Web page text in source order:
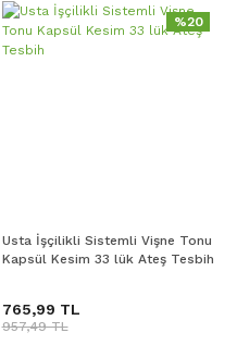
%20
Usta İşçilikli Sistemli Vişne Tonu
Kapsül Kesim 33 lük Ateş Tesbih
765,99 TL
957,49 TL